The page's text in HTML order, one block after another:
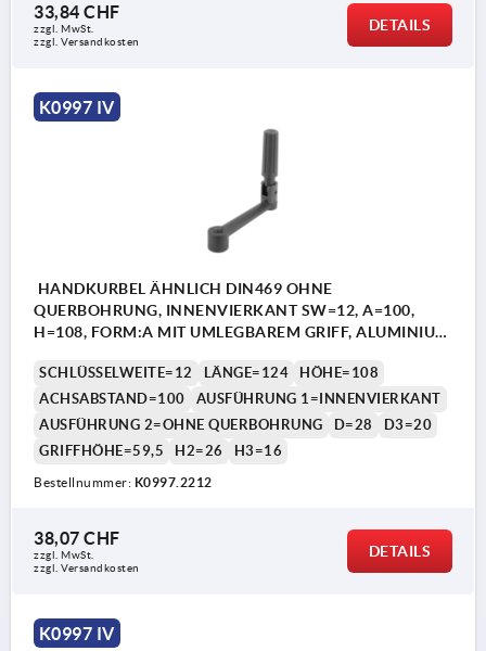
33,84 CHF
zzgl. MwSt.
zzgl. Versandkosten
DETAILS
K0997 IV
HANDKURBEL ÄHNLICH DIN469 OHNE
QUERBOHRUNG, INNENVIERKANT SW=12, A=100,
H=108, FORM:A MIT UMLEGBAREM GRIFF, ALUMINIUM
KOMP:THERMOPLAST SCHWARZ
SCHLÜSSELWEITE=12 LÄNGE=124
HÖHE=108
ACHSABSTAND=100
AUSFÜHRUNG 1=INNENVIERKANT
AUSFÜHRUNG 2=OHNE QUERBOHRUNG
D=28
D3=20
GRIFFHÖHE=59,5
H2=26 H3=16
Bestellnummer: K0997.2212
38,07 CHF
zzgl. MwSt.
zzgl. Versandkosten
DETAILS
K0997 IV